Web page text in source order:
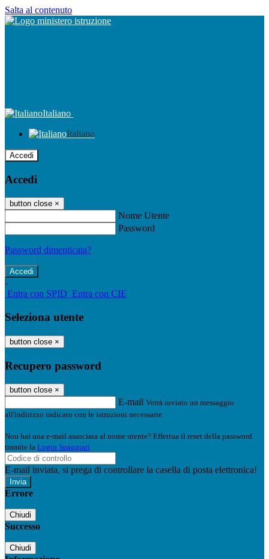
Salta al contenuto
Italiano
Italiano
Accedi
Accedi
button close ×
Nome Utente
Password
Password dimenticata?
-
Entra con SPID Entra con CIE
Seleziona utente
button close ×
Recupero password
button close ×
E-mail Verrà inviato un messaggio
all'indirizzo indicato con le istruzioni necessarie.
Non hai una e-mail associata al nome utente? Effettua il reset della password
tramite la Login Spaggiari
E-mail inviata, si prega di controllare la casella di posta elettronica!
Errore
Chiudi
Successo
Chiudi